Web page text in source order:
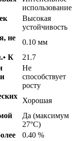
использование
Высокая
устойчивость
не
0.10 мм
К
21.7
Не
способствует
росту
Хорошая
Да (максимум
27°C)
0.40 %